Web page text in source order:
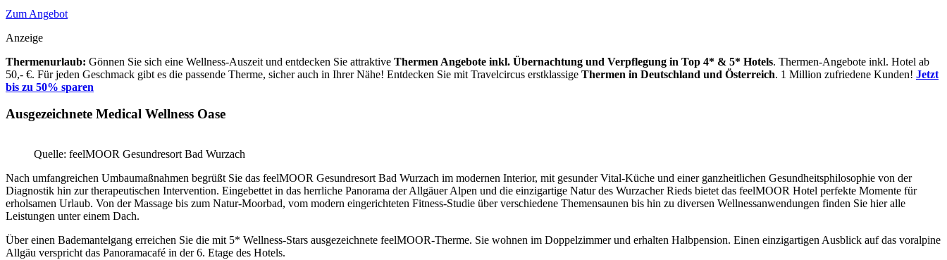
Zum Angebot
Anzeige
Thermenurlaub: Gönnen Sie sich eine Wellness-Auszeit und entdecken Sie attraktive Thermen Angebote inkl. Übernachtung und Verpflegung in Top 4* & 5* Hotels. Thermen-Angebote inkl. Hotel ab
50,- €. Für jeden Geschmack gibt es die passende Therme, sicher auch in Ihrer Nähe! Entdecken Sie mit Travelcircus erstklassige Thermen in Deutschland und Österreich. 1 Million zufriedene Kunden! Jetzt
bis zu 50% sparen
Ausgezeichnete Medical Wellness Oase
Quelle: feelMOOR Gesundresort Bad Wurzach
Nach umfangreichen Umbaumaßnahmen begrüßt Sie das feelMOOR Gesundresort Bad Wurzach im modernen Interior, mit gesunder Vital-Küche und einer ganzheitlichen Gesundheitsphilosophie von der
Diagnostik hin zur therapeutischen Intervention. Eingebettet in das herrliche Panorama der Allgäuer Alpen und die einzigartige Natur des Wurzacher Rieds bietet das feelMOOR Hotel perfekte Momente für
erholsamen Urlaub. Von der Massage bis zum Natur-Moorbad, vom modern eingerichteten Fitness-Studie über verschiedene Themensaunen bis hin zu diversen Wellnessanwendungen finden Sie hier alle
Leistungen unter einem Dach.
Über einen Bademantelgang erreichen Sie die mit 5* Wellness-Stars ausgezeichnete feelMOOR-Therme. Sie wohnen im Doppelzimmer und erhalten Halbpension. Einen einzigartigen Ausblick auf das voralpine
Allgäu verspricht das Panoramacafé in der 6. Etage des Hotels.